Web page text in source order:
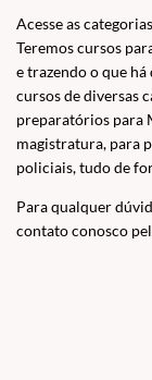
Acesse as
Teremos cursos
e trazendo o que
cursos de diversas
preparatórios para
magistratura, para
policiais, tudo de
Para qualquer
contato conosco